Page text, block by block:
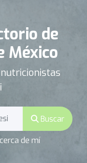
de
México
Buscar
de mí